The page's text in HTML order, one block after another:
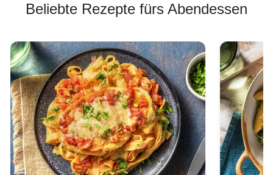
Beliebte Rezepte fürs Abendessen